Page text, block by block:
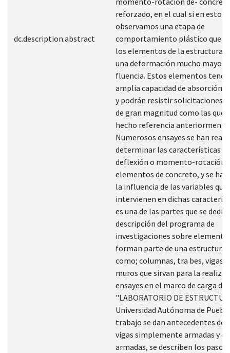
dc.description.abstract
reforzado, en el cual si en estos
observamos una etapa de
comportamiento plástico que
los elementos de la estructura
una deformación mucho mayor
fluencia. Estos elementos
amplia capacidad de absorción
y podrán resistir solicitaciones
de gran magnitud como las que
hecho referencia anteriormente.
Numerosos ensayes se han
determinar las características
deflexión o momento-rotación
elementos de concreto, y se
la influencia de las variables que
intervienen en dichas
es una de las partes que se
descripción del programa de
investigaciones sobre
forman parte de una
como; columnas, tra bes, vigas,
muros que sirvan para la
ensayes en el marco de carga del
"LABORATORIO DE
Universidad Autónoma de
trabajo se dan antecedentes de
vigas simplemente armadas y
armadas, se describen los pasos